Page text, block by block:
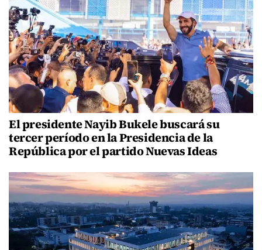
El presidente Nayib Bukele buscará su
tercer período en la Presidencia de la
República por el partido Nuevas Ideas